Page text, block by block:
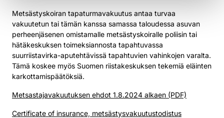
Metsästyskoiran tapaturmavakuutus antaa turvaa
vakuutetun tai tämän kanssa samassa taloudessa asuvan
perheenjäsenen omistamalle metsästyskoiralle poliisin tai
hätäkeskuksen toimeksiannosta tapahtuvassa
suurriistavirka-aputehtävissä tapahtuvien vahinkojen varalta.
Tämä koskee myös Suomen riistakeskuksen tekemiä eläinten
karkottamispäätöksiä.
Metsastajavakuutuksen ehdot 1.8.2024 alkaen (PDF)
Certificate of insurance, metsästysvakuutustodistus